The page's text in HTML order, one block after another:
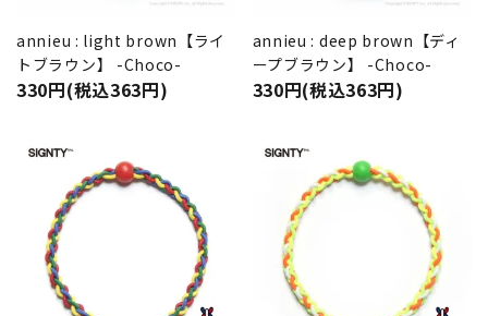
annieu : light brown【ライ
トブラウン】 -Choco-
330円(税込363円)
annieu : deep brown【ディ
ープブラウン】 -Choco-
330円(税込363円)